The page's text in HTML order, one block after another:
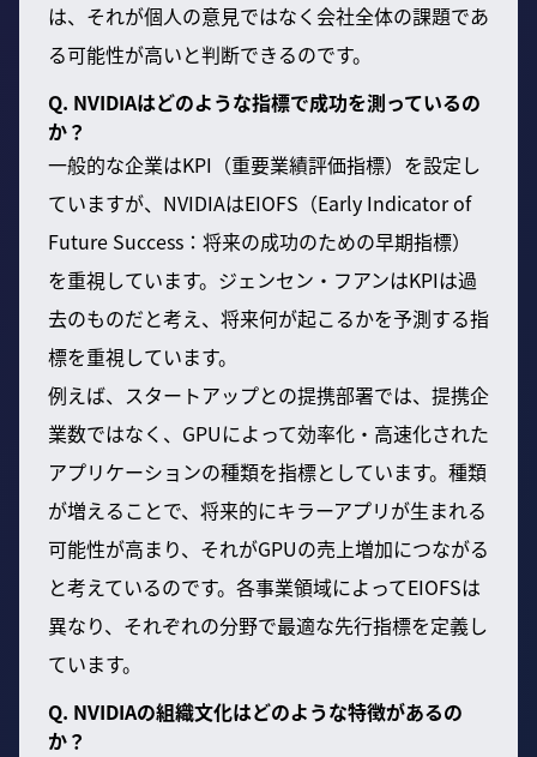
は、それが個人の意見ではなく会社全体の課題であ
る可能性が高いと判断できるのです。
Q. NVIDIAはどのような指標で成功を測っているの
か？
一般的な企業はKPI（重要業績評価指標）を設定し
ていますが、NVIDIAはEIOFS（Early Indicator of
Future Success：将来の成功のための早期指標）
を重視しています。ジェンセン・フアンはKPIは過
去のものだと考え、将来何が起こるかを予測する指
標を重視しています。
例えば、スタートアップとの提携部署では、提携企
業数ではなく、GPUによって効率化・高速化された
アプリケーションの種類を指標としています。種類
が増えることで、将来的にキラーアプリが生まれる
可能性が高まり、それがGPUの売上増加につながる
と考えているのです。各事業領域によってEIOFSは
異なり、それぞれの分野で最適な先行指標を定義し
ています。
Q. NVIDIAの組織文化はどのような特徴があるの
か？